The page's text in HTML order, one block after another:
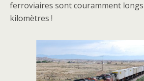
ferroviaires sont couramment
kilomètres !